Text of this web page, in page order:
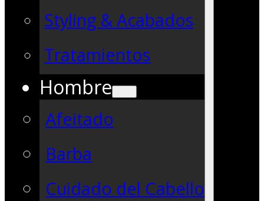
Styling & Acabados
Tratamientos
Hombre
Afeitado
Barba
Cuidado del Cabello